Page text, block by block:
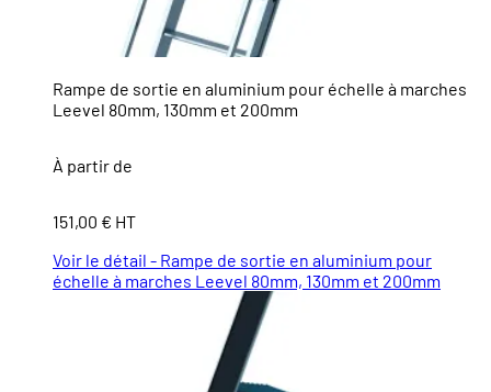
Rampe de sortie en aluminium pour échelle à marches
Leevel 80mm, 130mm et 200mm
À partir de
151,00 € HT
Voir le détail - Rampe de sortie en aluminium pour
échelle à marches Leevel 80mm, 130mm et 200mm